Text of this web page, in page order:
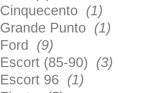
Cinquecento (1)
Grande Punto (1)
Ford (9)
Escort (85-90) (3)
Escort 96 (1)